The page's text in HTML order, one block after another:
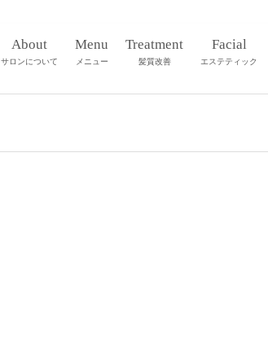
About
サロンについて
Menu
メニュー
Treatment
髪質改善
Facial
エステティック